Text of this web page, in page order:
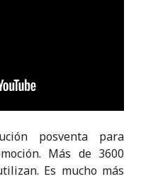
posventa para
Más de 3600
Es mucho más